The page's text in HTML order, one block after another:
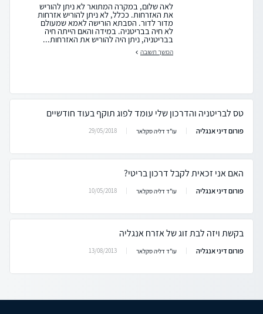
לאה שלום, במקרה המתואר לא ניתן להוריש
את האזרחות. ככלל, לא ניתן להוריש אזרחות
מדור לדור. הסבתא הורישה לאמא שמעולם
לא חיה בבריטניה. במידה והאם הייתה חיה
בבריטניה, ניתן היה להוריש את האזרחות...
המשך תשובה
טס לבריטניה והדרכון שלי עומד לפוג תוקף בעוד חודשיים
פורום דיני אנגליה עו"ד דליה סקלאר 29/05/2018
האם אני זכאית לקבל דרכון בריטי?
פורום דיני אנגליה עו"ד דליה סקלאר 10/05/2018
בקשת ויזה לבת זוג של אזרח אנגליה
פורום דיני אנגליה עו"ד דליה סקלאר 13/08/2013